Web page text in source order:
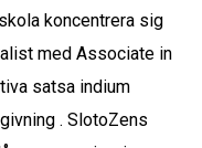
koncentrera sig
med Associate in
satsa indium
. SlotoZens